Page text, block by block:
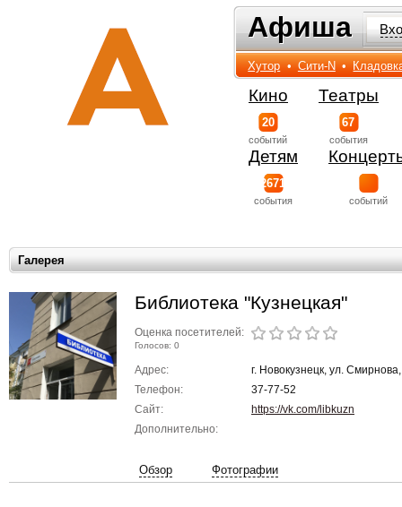
Афиша
Афиша
Хутор • Сити-N •
Кино
20
событий
Театры
67
события
Детям
2671
события событий
Галерея
Библиотека "Кузнецкая"
Оценка посетителей:
Голосов: 0
Адрес:
г. Новокузнецк, ул.
Телефон:
37-77-52
Сайт:
https://vk.com/libkuzn
Дополнительно:
Обзор Фотографии